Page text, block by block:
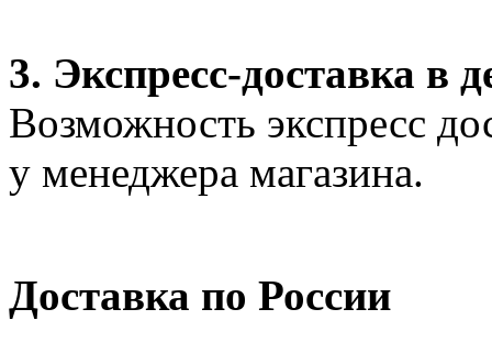
3. Экспресс-доставка в
Возможность экспресс
у менеджера магазина.
Доставка по России